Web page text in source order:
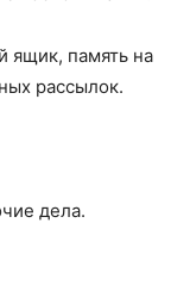
ящик, память на
рассылок.
дела.